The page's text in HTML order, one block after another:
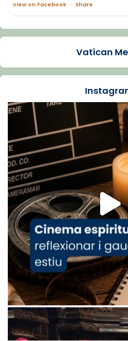
View on Facebook · Share
Arquebisbat de
La Carmina va patir
dos mesos, a l'Estadi
Recupera l'entrevista
tican News 👇
www.vaticannews.va/es/
07/carmina-historia-
espana-testimoni...
Foto
View on Facebook · Share
Arquebisbat de
2 weeks ago
«Avui les santes Juliana i
ajuden a alçar la mirada»
Mons. Sergi Gordo, bisbe
presidit aquest 27 de
Santes de Mataró.
🔗tinyurl.com/cvu5jmbk
Vatican